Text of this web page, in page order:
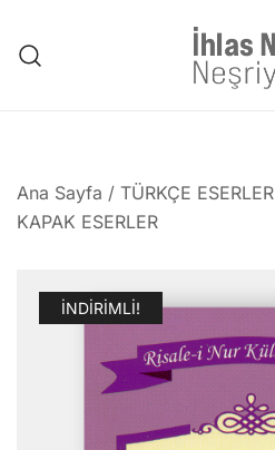
content
Ana Sayfa / TÜRKÇE ESERLER
KAPAK ESERLER
İNDIRIMLI!